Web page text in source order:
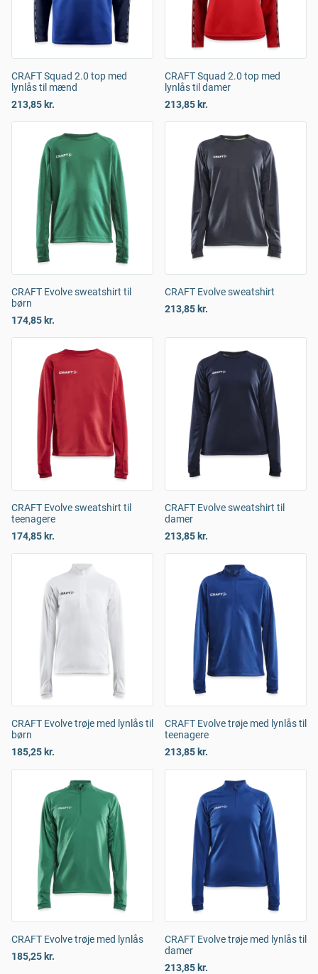
CRAFT Squad 2.0 top med
lynlås til mænd
213,85 kr.
CRAFT Squad 2.0 top med
lynlås til damer
213,85 kr.
CRAFT Evolve sweatshirt til
børn
174,85 kr.
CRAFT Evolve sweatshirt
213,85 kr.
CRAFT Evolve sweatshirt til
teenagere
174,85 kr.
CRAFT Evolve sweatshirt til
damer
213,85 kr.
CRAFT Evolve trøje med lynlås til
børn
185,25 kr.
CRAFT Evolve trøje med lynlås til
teenagere
213,85 kr.
CRAFT Evolve trøje med lynlås
185,25 kr.
CRAFT Evolve trøje med lynlås til
damer
213,85 kr.